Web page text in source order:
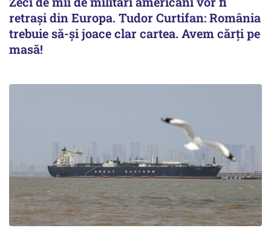
retrași din Europa. Tudor Curtifan: România
trebuie să-și joace clar cartea. Avem cărți pe
masă!